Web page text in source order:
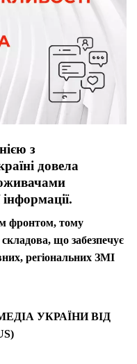
з
довела
фронтом, тому
що забезпечує
регіональних ЗМІ
УКРАЇНИ ВІД